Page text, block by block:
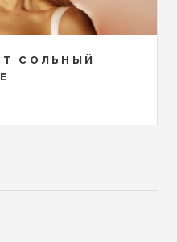
СОЛЬНЫЙ